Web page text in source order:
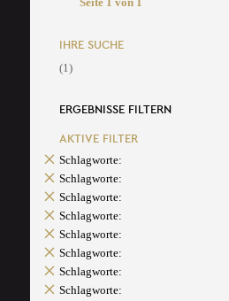
IHRE SUCHE
(1)
ERGEBNISSE FILTERN
AKTIVE FILTER
Schlagworte:
Schlagworte:
Schlagworte:
Schlagworte:
Schlagworte:
Schlagworte:
Schlagworte:
Schlagworte: